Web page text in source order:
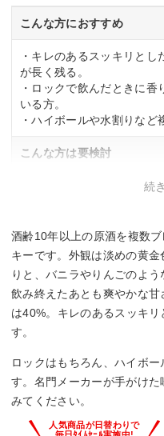
こんな方におすすめ
・キレのあるスッキリとし
が長く残る。
・ロックで飲んだときに
いる方。
・ハイボールや水割りなど
こんな方は要検討
・濃厚でコクのある味わい
続
酒齢10年以上の原酒を複数
キーです。外観は淡めの黄
りと、バニラやりんごのよう
飲み終えたあとも爽やかな
は40%。キレのあるスッキ
す。
ロックはもちろん、ハイボ
す。名門メーカーが手がけ
みてください。